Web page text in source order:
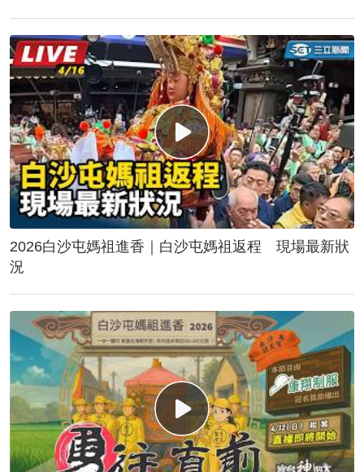
2026白沙屯媽祖進香｜白沙屯媽祖返程 現場最新狀
況